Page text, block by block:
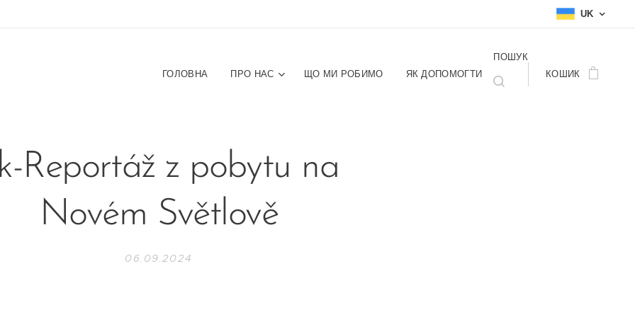
UK
ГОЛОВНА ПРО НАС ЩО МИ РОБИМО ЯК ДОПОМОГТИ
ПОШУК
КОШИК
Reportáž z pobytu na
Novém Světlově
06.09.2024